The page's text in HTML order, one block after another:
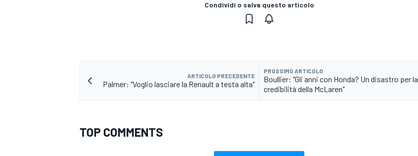
Condividi o salva questo articolo
ARTICOLO PRECEDENTE
Palmer: "Voglio lasciare la Renault a testa alta"
PROSSIMO ARTICOLO
Boullier: "Gli anni con Honda? Un disastro per la
credibilità della McLaren"
TOP COMMENTS